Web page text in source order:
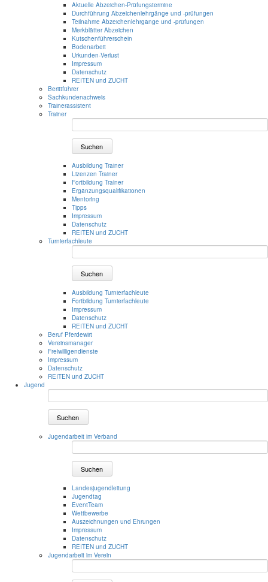
Aktuelle Abzeichen-Prüfungstermine
Durchführung Abzeichenlehrgänge und -prüfungen
Teilnahme Abzeichenlehrgänge und -prüfungen
Merkblätter Abzeichen
Kutschenführerschein
Bodenarbeit
Urkunden-Verlust
Impressum
Datenschutz
REITEN und ZUCHT
Berittführer
Sachkundenachweis
Trainerassistent
Trainer
Suchen
Ausbildung Trainer
Lizenzen Trainer
Fortbildung Trainer
Ergänzungsqualifikationen
Mentoring
Tipps
Impressum
Datenschutz
REITEN und ZUCHT
Turnierfachleute
Suchen
Ausbildung Turnierfachleute
Fortbildung Turnierfachleute
Impressum
Datenschutz
REITEN und ZUCHT
Beruf Pferdewirt
Vereinsmanager
Freiwilligendienste
Impressum
Datenschutz
REITEN und ZUCHT
Jugend
Suchen
Jugendarbeit im Verband
Suchen
Landesjugendleitung
Jugendtag
EventTeam
Wettbewerbe
Auszeichnungen und Ehrungen
Impressum
Datenschutz
REITEN und ZUCHT
Jugendarbeit im Verein